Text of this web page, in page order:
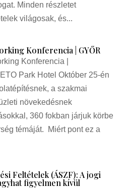
Minden részletet
világosak, és...
Konferencia | GYŐR
Konferencia |
Park Hotel Október 25-én
a szakmai
növekedésnek
360 fokban járjuk körbe
témáját. Miért pont ez a
Feltételek (ÁSZF): A jogi
figyelmen kívül